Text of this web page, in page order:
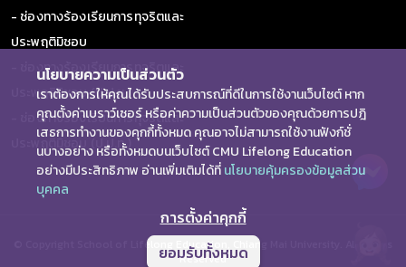
- ช่องทางร้องเรียนการทุจริตและ
ประพฤติมิชอบ
- ช่องทางร้องเรียนการทุจริตและ
ประพฤติมิชอบ (ป.ป.ช.)
- ช่องทางร้องเรียนการทุจริตและ
ประพฤติมิชอบ (ป.ป.ท.)
© Copyright School of Lifelong Education, Chiang Mai University. All Rights
Reserved
นโยบายความเป็นส่วนตัว
เราต้องการให้คุณได้รับประสบการณ์ที่ดีในการใช้งานเว็บไซต์ หาก
คุณตั้งค่าเบราว์เซอร์ หรือค่าความเป็นส่วนตัวของคุณด้วยการปฎิ
เสธการทำงานของคุกกี้ทั้งหมด คุณอาจไม่สามารถใช้งานฟังก์ชั่
นบางอย่าง หรือทั้งหมดบนเว็บไซต์ CMU Lifelong Education
อย่างมีประสิทธิภาพ อ่านเพิ่มเติมได้ที่นโยบายคุ้มครองข้อมูลส่วน
บุคคล
การตั้งค่าคุกกี้
ยอมรับทั้งหมด